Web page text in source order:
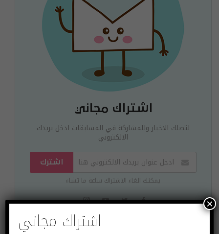
اشتراك مجاني
لتصلك الاخبار وللمشاركة في المسابقات ادخل بريدك
الالكتروني
اشترك
يمكنك الغاء الاشتراك ساعة ما تشاء
اشتراك مجاني
×